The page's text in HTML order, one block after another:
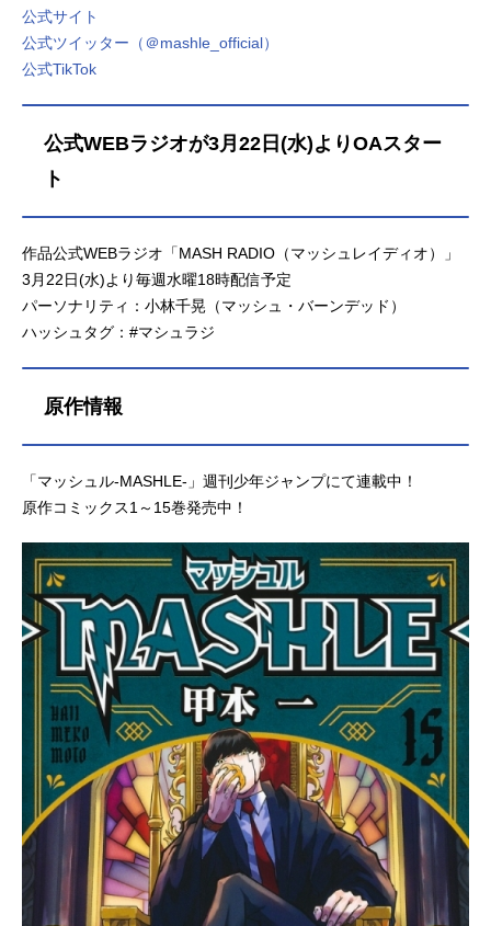
公式サイト
公式ツイッター（＠mashle_official）
公式TikTok
公式WEBラジオが3月22日(水)よりOAスター
ト
作品公式WEBラジオ「MASH RADIO（マッシュレイディオ）」
3月22日(水)より毎週水曜18時配信予定
パーソナリティ：小林千晃（マッシュ・バーンデッド）
ハッシュタグ：#マシュラジ
原作情報
「マッシュル-MASHLE-」週刊少年ジャンプにて連載中！
原作コミックス1～15巻発売中！